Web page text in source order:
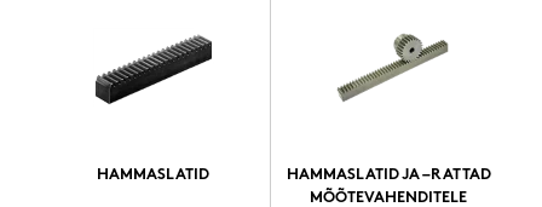
HAMMASLATID
HAMMASLATID JA –RATTAD
MÕÕTEVAHENDITELE